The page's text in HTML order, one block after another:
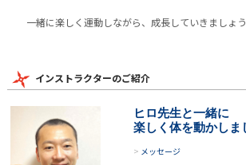
一緒に楽しく運動しながら、成長していきましょう
インストラクターのご紹介
ヒロ先生と一緒に
楽しく体を動かしま
メッセージ